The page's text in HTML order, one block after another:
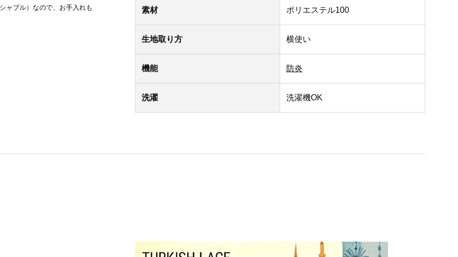
ャブル）なので、お手入れも
素材 ポリエステル100
生地取り方 横使い
機能 防炎
洗濯 洗濯機OK